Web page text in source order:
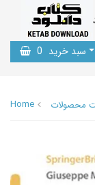
سبد خرید 0
Home محصولات